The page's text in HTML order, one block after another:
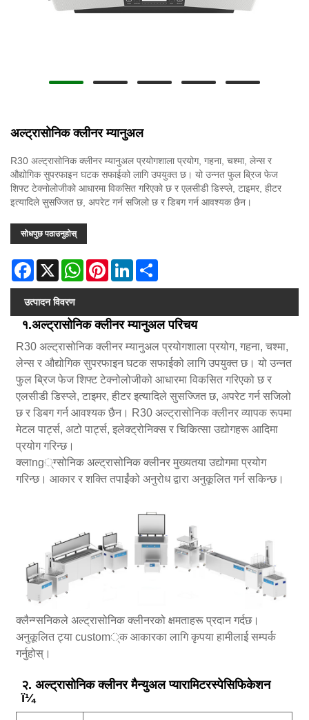
अल्ट्रासोनिक क्लीनर म्यानुअल
R30 अल्ट्रासोनिक क्लीनर म्यानुअल प्रयोगशाला प्रयोग, गहना, चश्मा, लेन्स र
औद्योगिक सुपरफाइन घटक सफाईको लागि उपयुक्त छ। यो उन्नत फुल ब्रिज फेज
शिफ्ट टेक्नोलोजीको आधारमा विकसित गरिएको छ र एलसीडी डिस्प्ले, टाइमर, हीटर
इत्यादिले सुसज्जित छ, अपरेट गर्न सजिलो छ र डिबग गर्न आवश्यक छैन।
सोधपुछ पठाउनुहोस्
Facebook
X WhatsAppPinterestLinkedIn
उत्पादन विवरण
१.अल्ट्रासोनिक क्लीनर म्यानुअल परिचय
R30 अल्ट्रासोनिक क्लीनर म्यानुअल प्रयोगशाला प्रयोग, गहना, चश्मा,
लेन्स र औद्योगिक सुपरफाइन घटक सफाईको लागि उपयुक्त छ। यो उन्नत
फुल ब्रिज फेज शिफ्ट टेक्नोलोजीको आधारमा विकसित गरिएको छ र
एलसीडी डिस्प्ले, टाइमर, हीटर इत्यादिले सुसज्जित छ, अपरेट गर्न सजिलो
छ र डिबग गर्न आवश्यक छैन। R30 अल्ट्रासोनिक क्लीनर व्यापक रूपमा
मेटल पार्ट्स, अटो पार्ट्स, इलेक्ट्रोनिक्स र चिकित्सा उद्योगहरू आदिमा
प्रयोग गरिन्छ।
क्लाng्ग्सोनिक अल्ट्रासोनिक क्लीनर मुख्यतया उद्योगमा प्रयोग
गरिन्छ। आकार र शक्ति तपाईंको अनुरोध द्वारा अनुकूलित गर्न सकिन्छ।
क्लैन्ग्सनिकले अल्ट्रासोनिक क्लीनरको क्षमताहरू प्रदान गर्दछ।
अनुकूलित ट्या custom्क आकारका लागि कृपया हामीलाई सम्पर्क
गर्नुहोस्।
२. अल्ट्रासोनिक क्लीनर मैन्युअल प्यारामिटरस्पेसिफिकेशन
ï¼